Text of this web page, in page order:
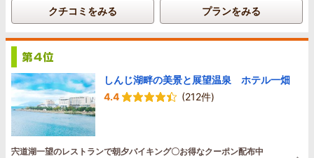
クチコミをみる プランをみる
しんじ湖畔の美景と展望温泉 ホテル一畑
4.4
(212件)
宍道湖一望のレストランで朝夕バイキング〇お得なクーポン配布中